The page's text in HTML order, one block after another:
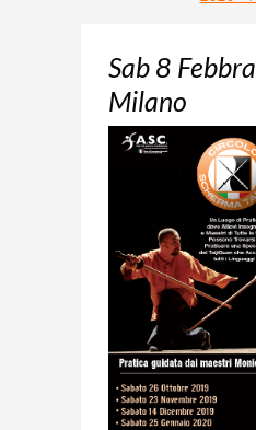
Sab 8
Milano